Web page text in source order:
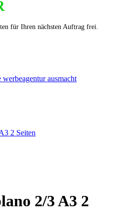
für Ihren nächsten Auftrag frei.
2 Seiten
2/3 A3 2